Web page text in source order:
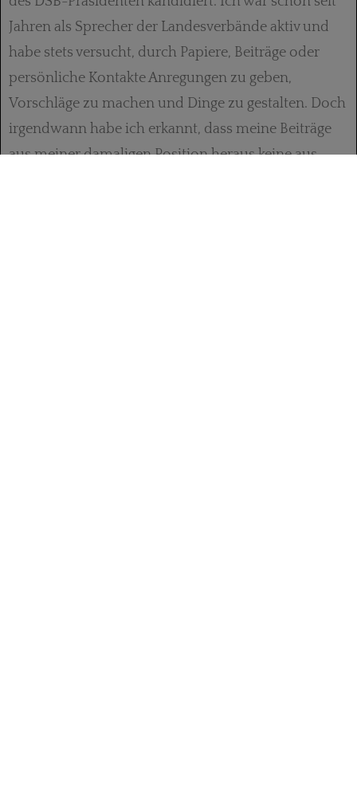
Jahren als Sprecher der Landesverbände aktiv und
habe stets versucht, durch Papiere, Beiträge oder
persönliche Kontakte Anregungen zu geben,
Vorschläge zu machen und Dinge zu gestalten. Doch
irgendwann habe ich erkannt, dass meine Beiträge
aus meiner damaligen Position heraus keine aus­